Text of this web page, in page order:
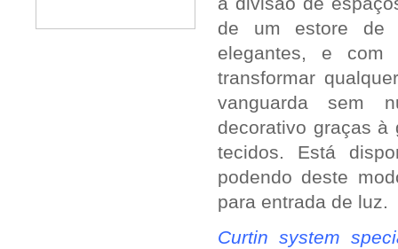
de um estore de
elegantes, e com
transformar
vanguarda sem
decorativo graças à
tecidos. Está
podendo deste
para entrada de luz.
Curtin system